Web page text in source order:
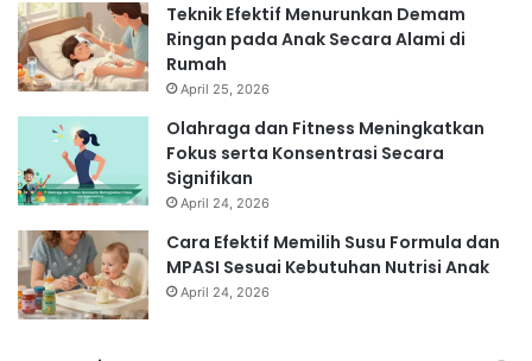
Teknik Efektif Menurunkan Demam
Ringan pada Anak Secara Alami di
Rumah
April 25, 2026
Olahraga dan Fitness Meningkatkan
Fokus serta Konsentrasi Secara
Signifikan
April 24, 2026
Cara Efektif Memilih Susu Formula dan
MPASI Sesuai Kebutuhan Nutrisi Anak
April 24, 2026